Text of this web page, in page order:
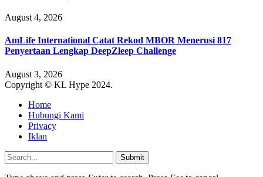
August 4, 2026
AmLife International Catat Rekod MBOR Menerusi 817
Penyertaan Lengkap DeepZleep Challenge
August 3, 2026
Copyright © KL Hype 2024.
Home
Hubungi Kami
Privacy
Iklan
Submit